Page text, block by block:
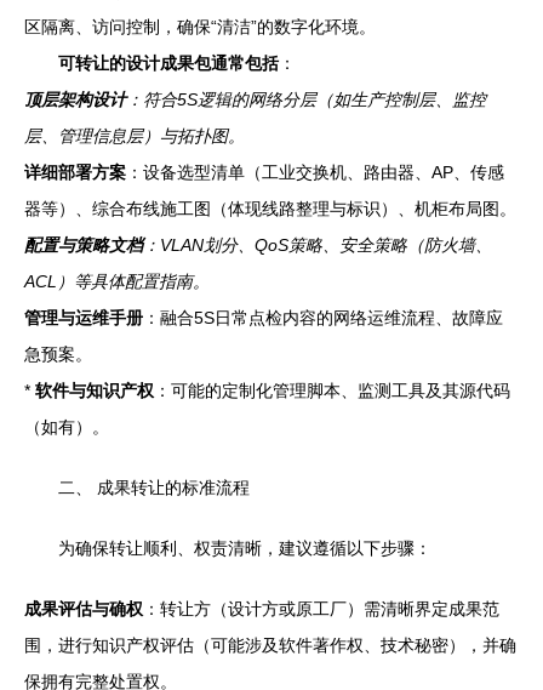
区隔离、访问控制，确保“清洁”的数字化环境。
可转让的设计成果包通常包括：
顶层架构设计：符合5S逻辑的网络分层（如生产控制层、监控
层、管理信息层）与拓扑图。
详细部署方案 ：设备选型清单（工业交换机、路由器、AP、传感
器等）、综合布线施工图（体现线路整理与标识）、机柜布局图。
配置与策略文档：VLAN划分、QoS策略、安全策略（防火墙、
ACL）等具体配置指南。
管理与运维手册 ：融合5S日常点检内容的网络运维流程、故障应
急预案。
* 软件与知识产权 ：可能的定制化管理脚本、监测工具及其源代码
（如有）。
二、 成果转让的标准流程
为确保转让顺利、权责清晰，建议遵循以下步骤：
成果评估与确权 ：转让方（设计方或原工厂）需清晰界定成果范
围，进行知识产权评估（可能涉及软件著作权、技术秘密），并确
保拥有完整处置权。